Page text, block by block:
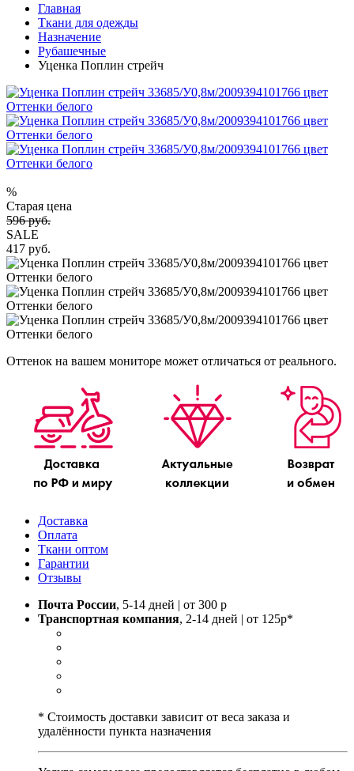
Главная
Ткани для одежды
Назначение
Рубашечные
Уценка Поплин стрейч
%
Старая цена
596 руб.
SALE
417 руб.
Оттенок на вашем мониторе может отличаться от реального.
Доставка
Оплата
Ткани оптом
Гарантии
Отзывы
Почта России, 5-14 дней | от 300 р
Транспортная компания, 2-14 дней | от 125р*
* Стоимость доставки зависит от веса заказа и
удалённости пункта назначения